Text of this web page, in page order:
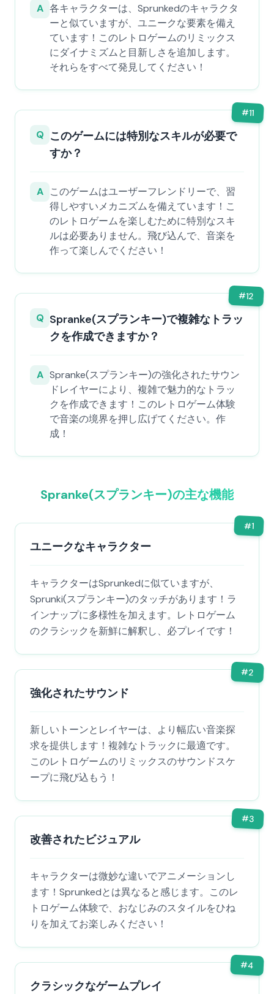
A 各キャラクターは、Sprunkedのキャラクタ
ーと似ていますが、ユニークな要素を備え
ています！このレトロゲームのリミックス
にダイナミズムと目新しさを追加します。
それらをすべて発見してください！
#11
Q このゲームには特別なスキルが必要で
すか？
A このゲームはユーザーフレンドリーで、習
得しやすいメカニズムを備えています！こ
のレトロゲームを楽しむために特別なスキ
ルは必要ありません。飛び込んで、音楽を
作って楽しんでください！
#12
Q Spranke(スプランキー)で複雑なトラッ
クを作成できますか？
A Spranke(スプランキー)の強化されたサウン
ドレイヤーにより、複雑で魅力的なトラッ
クを作成できます！このレトロゲーム体験
で音楽の境界を押し広げてください。作
成！
Spranke(スプランキー)の主な機能
#1
ユニークなキャラクター
キャラクターはSprunkedに似ていますが、
Sprunki(スプランキー)のタッチがあります！ラ
インナップに多様性を加えます。レトロゲーム
のクラシックを新鮮に解釈し、必プレイです！
#2
強化されたサウンド
新しいトーンとレイヤーは、より幅広い音楽探
求を提供します！複雑なトラックに最適です。
このレトロゲームのリミックスのサウンドスケ
ープに飛び込もう！
#3
改善されたビジュアル
キャラクターは微妙な違いでアニメーションし
ます！Sprunkedとは異なると感じます。このレ
トロゲーム体験で、おなじみのスタイルをひね
りを加えてお楽しみください！
#4
クラシックなゲームプレイ